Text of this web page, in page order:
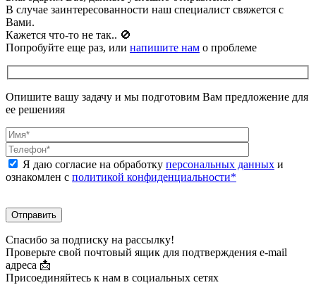
В случае заинтересованности наш специалист свяжется с
Вами.
Кажется что-то не так.. 🚫️
Попробуйте еще раз, или напишите нам о проблеме
Опишите вашу задачу и мы подготовим Вам предложение для
ее решенияя
Я даю согласие на обработку персональных данных и
ознакомлен с политикой конфиденциальности*
Спасибо за подписку на рассылку!
Проверьте свой почтовый ящик для подтверждения e-mail
адреса 📩
Присоединяйтесь к нам в социальных сетях